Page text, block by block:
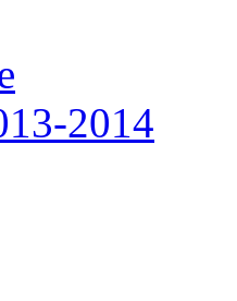
2014